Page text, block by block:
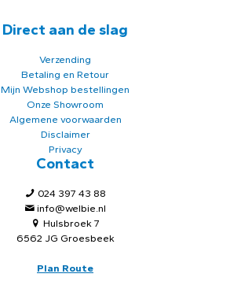
Direct aan de slag
Verzending
Betaling en Retour
Mijn Webshop bestellingen
Onze Showroom
Algemene voorwaarden
Disclaimer
Privacy
Contact
024 397 43 88
info@welbie.nl
Hulsbroek 7
6562 JG Groesbeek
Plan Route